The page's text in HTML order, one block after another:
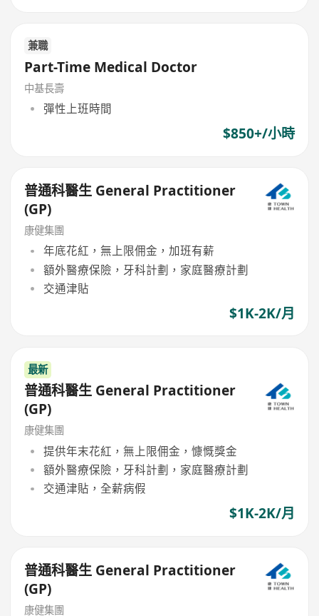
兼職
Part-Time Medical Doctor
中基長壽
彈性上班時間
$850+/小時
普通科醫生 General Practitioner
(GP)
康健集團
年底花紅，無上限佣金，加班有薪
額外醫療保險，牙科計劃，家庭醫療計劃
交通津貼
$1K-2K/月
最新
普通科醫生 General Practitioner
(GP)
康健集團
提供年末花紅，無上限佣金，慷慨獎金
額外醫療保險，牙科計劃，家庭醫療計劃
交通津貼，全薪病假
$1K-2K/月
普通科醫生 General Practitioner
(GP)
康健集團